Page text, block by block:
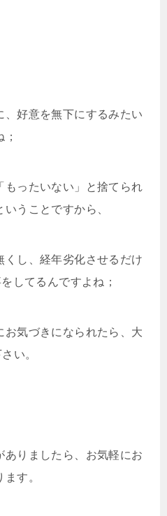
、好意を無下にするみたい
もったいない」と捨てられ
うことですから、
くし、経年劣化させるだけ
してるんですよね；
気づきになられたら、大
い。
ありましたら、お気軽にお
す。